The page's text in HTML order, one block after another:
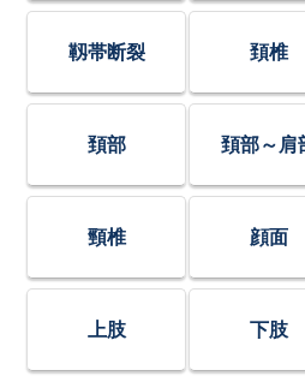
靱帯断裂 頚椎
頚部 頚部～肩
頸椎 顔面
上肢 下肢